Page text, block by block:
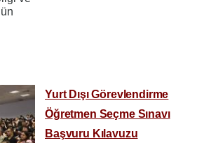
Yurt Dışı Görevlendirme
Öğretmen Seçme Sınavı
Başvuru Kılavuzu